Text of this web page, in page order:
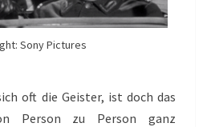
Sony Pictures
oft die Geister, ist doch das
Person zu Person ganz